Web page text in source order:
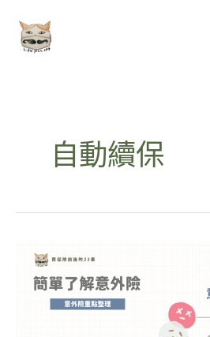
自動續保
單
認
識
意
外